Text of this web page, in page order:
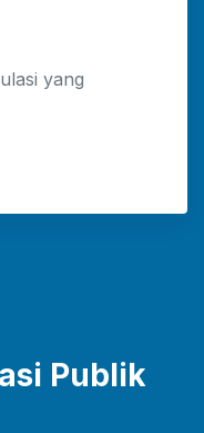
yang
Publik